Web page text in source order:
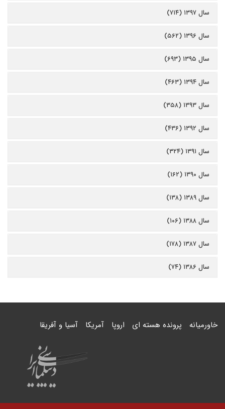
سال ۱۳۹۷ (۷۱۴)
سال ۱۳۹۶ (۵۶۲)
سال ۱۳۹۵ (۶۹۳)
سال ۱۳۹۴ (۴۶۳)
سال ۱۳۹۳ (۳۵۸)
سال ۱۳۹۲ (۴۳۶)
سال ۱۳۹۱ (۳۲۴)
سال ۱۳۹۰ (۱۶۲)
سال ۱۳۸۹ (۱۳۸)
سال ۱۳۸۸ (۱۰۶)
سال ۱۳۸۷ (۱۷۸)
سال ۱۳۸۶ (۷۴)
خاورمیانه پرونده هسته ای اروپا آمریکا آسیا و آفریقا